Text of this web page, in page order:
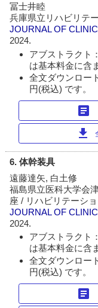
冨士井睦
兵庫県立リハビリテ
JOURNAL OF
2024.
アブストラクト
は基本料金に含
全文ダウンロー
円(税込) です。
article
download
6. 体幹装具
遠藤達矢, 白土修
福島県立医科大学会
座 / リハビリテーシ
JOURNAL OF
2024.
アブストラクト
は基本料金に含
全文ダウンロー
円(税込) です。
article